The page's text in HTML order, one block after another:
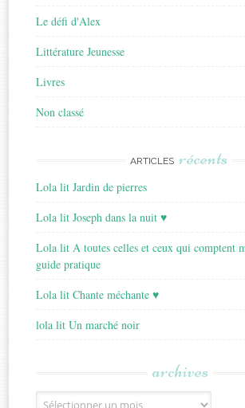
Le défi d'Alex
Littérature Jeunesse
Livres
Non classé
ARTICLES récents
Lola lit Jardin de pierres
Lola lit Joseph dans la nuit ♥
Lola lit A toutes celles et ceux qui comptent
guide pratique
Lola lit Chante méchante ♥
lola lit Un marché noir
archives
Archives